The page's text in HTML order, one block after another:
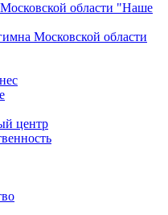
области "Наше
Московской области
центр